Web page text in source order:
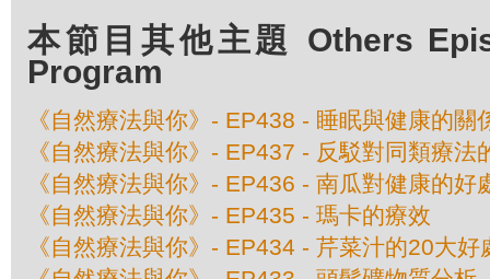
本節目其他主題 Others
Program
《自然療法與你》- EP438 - 睡眠與健康的關
《自然療法與你》- EP437 - 反駁對同類療法
《自然療法與你》- EP436 - 南瓜對健康的好
《自然療法與你》- EP435 - 瑪卡的療效
《自然療法與你》- EP434 - 芹菜汁的20大好